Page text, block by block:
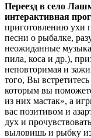
Переезд в село
интерактивная
приготовлению ухи
песни о рыбалке,
неожиданные
пила, коса и др.),
неповторимая и
того, Вы
которым вы
из них мастак», а
вас позитивом и
дух и
выловишь и рыбку